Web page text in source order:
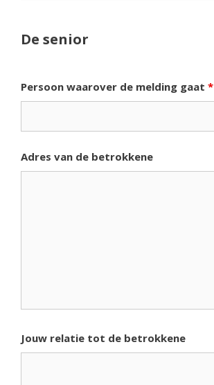
De senior
Persoon waarover de melding gaat *
Adres van de betrokkene
Jouw relatie tot de betrokkene